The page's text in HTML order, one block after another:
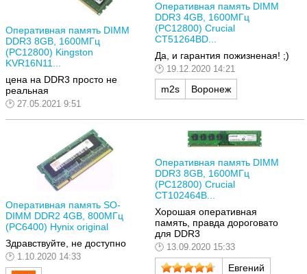
Оперативная память DIMM
DDR3 8GB, 1600МГц
(PC12800) Kingston
KVR16N11...
цена на DDR3 просто не
реальная
27.05.2021 9:51
Оперативная память DIMM
DDR3 4GB, 1600МГц
(PC12800) Crucial
CT51264BD...
Да, и гарантия пожизненая! ;)
19.12.2020 14:21
m2s Воронеж
Оперативная память SO-
DIMM DDR2 4GB, 800МГц
(PC6400) Hynix original
Здравствуйте, не доступно
1.10.2020 14:33
Оперативная память DIMM
DDR3 8GB, 1600МГц
(PC12800) Crucial
CT102464B...
Хорошая оперативная
память, правда дороговато
для DDR3
13.09.2020 15:33
Евгений